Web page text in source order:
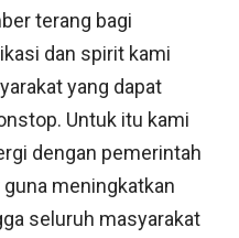
terang bagi
dan spirit kami
yang dapat
Untuk itu kami
dengan pemerintah
meningkatkan
seluruh masyarakat